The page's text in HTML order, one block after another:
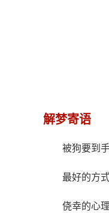
解梦寄语
被狗要到
最好的方
侥幸的心